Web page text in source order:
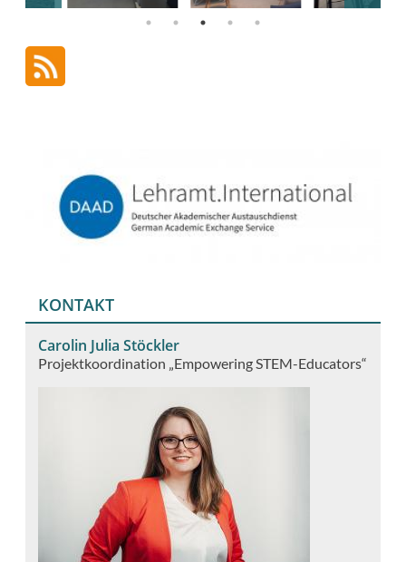
KONTAKT
Carolin Julia Stöckler
Projektkoordination „Empowering STEM-Educators“